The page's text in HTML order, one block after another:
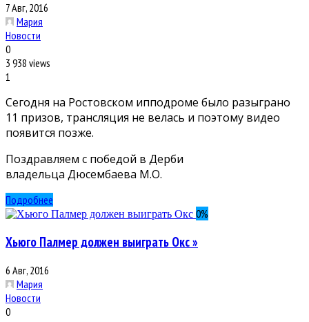
7 Авг, 2016
Мария
Новости
0
3 938 views
1
Сегодня на Ростовском ипподроме было разыграно
11 призов, трансляция не велась и поэтому видео
появится позже.
Поздравляем с победой в Дерби
владельца Дюсембаева М.О.
Подробнее
0%
Хьюго Палмер должен выиграть Окс »
6 Авг, 2016
Мария
Новости
0